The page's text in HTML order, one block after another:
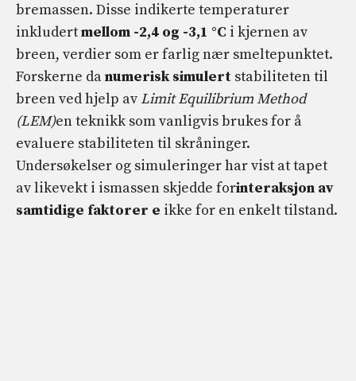
bremassen. Disse indikerte temperaturer
inkludertmellom -2,4 og -3,1 °C i kjernen av
breen, verdier som er farlig nær smeltepunktet.
Forskerne danumerisk simulert stabiliteten til
breen ved hjelp av Limit Equilibrium Method
(LEM)en teknikk som vanligvis brukes for å
evaluere stabiliteten til skråninger.
Undersøkelser og simuleringer har vist at tapet
av likevekt i ismassen skjedde forinteraksjon av
samtidige faktorer e ikke for en enkelt tilstand.